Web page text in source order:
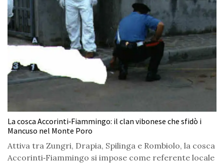
La cosca Accorinti‑Fiammingo: il clan vibonese che sfidò i
Mancuso nel Monte Poro
Attiva tra Zungri, Drapia, Spilinga e Rombiolo, la cosca
Accorinti‑Fiammingo si impose come referente locale